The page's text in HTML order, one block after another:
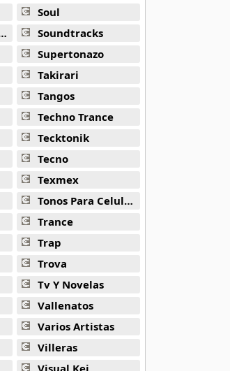
Soul
Soundtracks
Supertonazo
Takirari
Tangos
Techno Trance
Tecktonik
Tecno
Texmex
Tonos Para Celulares
Trance
Trap
Trova
Tv Y Novelas
Vallenatos
Varios Artistas
Villeras
Visual Kei